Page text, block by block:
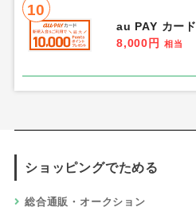
10
au PAY カード
8,000円
相当
ショッピングでためる
総合通販・オークション